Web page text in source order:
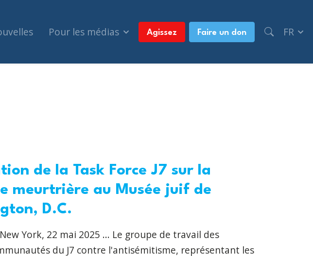
Pour les médias Agissez Faire un don FR
de la Task Force J7 sur la
meurtrière au Musée juif de
D.C.
York, 22 mai 2025 ... Le groupe de travail des
du J7 contre l'antisémitisme, représentant les